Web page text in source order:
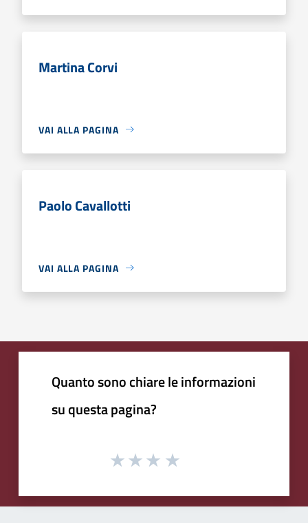
Martina Corvi
VAI ALLA PAGINA
Paolo Cavallotti
VAI ALLA PAGINA
Quanto sono chiare le informazioni
su questa pagina?